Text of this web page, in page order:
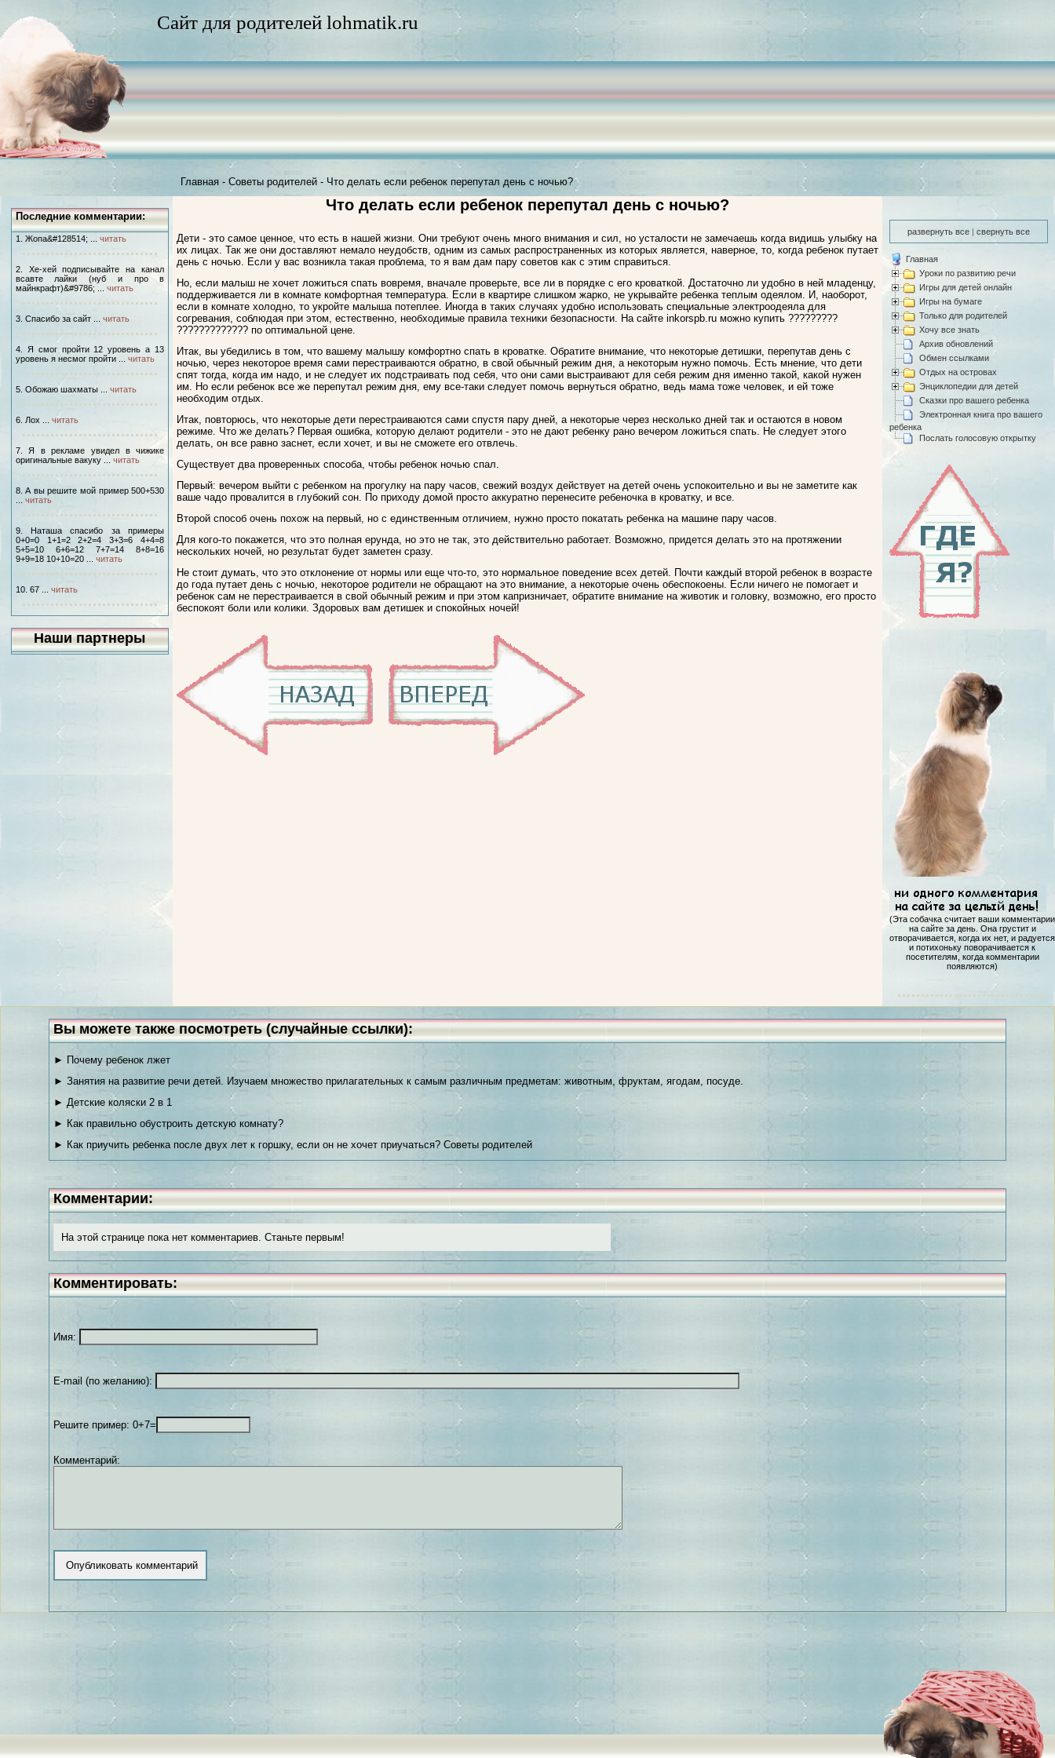
Сайт для родителей lohmatik.ru
Главная - Советы родителей - Что делать если ребенок перепутал день с ночью?
Последние комментарии:
1. Жопа&#128514; ... читать
2. Хе-хей подписывайте на канал
всавте лайки (нуб и про в
майнкрафт)&#9786; ... читать
3. Спасибо за сайт ... читать
4. Я смог пройти 12 уровень а 13
уровень я несмог пройти ... читать
5. Обожаю шахматы ... читать
6. Лох ... читать
7. Я в рекламе увидел в чижике
оригинальные вакуку ... читать
8. А вы решите мой пример 500+530
читать
9. Наташа спасибо за примеры
0+0=0 1+1=2 2+2=4 3+3=6 4+4=8
5+5=10 6+6=12 7+7=14 8+8=16
9+9=18 10+10=20 ... читать
10. 67 ... читать
Наши партнеры
Что делать если ребенок перепутал день с ночью?
Дети - это самое ценное, что есть в нашей жизни. Они требуют очень много внимания и сил, но усталости не замечаешь когда видишь улыбку на
их лицах. Так же они доставляют немало неудобств, одним из самых распространенных из которых является, наверное, то, когда ребенок путает
день с ночью. Если у вас возникла такая проблема, то я вам дам пару советов как с этим справиться.
Но, если малыш не хочет ложиться спать вовремя, вначале проверьте, все ли в порядке с его кроваткой. Достаточно ли удобно в ней младенцу,
поддерживается ли в комнате комфортная температура. Если в квартире слишком жарко, не укрывайте ребенка теплым одеялом. И, наоборот,
если в комнате холодно, то укройте малыша потеплее. Иногда в таких случаях удобно использовать специальные электроодеяла для
согревания, соблюдая при этом, естественно, необходимые правила техники безопасности. На сайте inkorspb.ru можно купить ?????????
????????????? по оптимальной цене.
Итак, вы убедились в том, что вашему малышу комфортно спать в кроватке. Обратите внимание, что некоторые детишки, перепутав день с
ночью, через некоторое время сами перестраиваются обратно, в свой обычный режим дня, а некоторым нужно помочь. Есть мнение, что дети
спят тогда, когда им надо, и не следует их подстраивать под себя, что они сами выстраивают для себя режим дня именно такой, какой нужен
им. Но если ребенок все же перепутал режим дня, ему все-таки следует помочь вернуться обратно, ведь мама тоже человек, и ей тоже
необходим отдых.
Итак, повторюсь, что некоторые дети перестраиваются сами спустя пару дней, а некоторые через несколько дней так и остаются в новом
режиме. Что же делать? Первая ошибка, которую делают родители - это не дают ребенку рано вечером ложиться спать. Не следует этого
делать, он все равно заснет, если хочет, и вы не сможете его отвлечь.
Существует два проверенных способа, чтобы ребенок ночью спал.
Первый: вечером выйти с ребенком на прогулку на пару часов, свежий воздух действует на детей очень успокоительно и вы не заметите как
ваше чадо провалится в глубокий сон. По приходу домой просто аккуратно перенесите ребеночка в кроватку, и все.
Второй способ очень похож на первый, но с единственным отличием, нужно просто покатать ребенка на машине пару часов.
Для кого-то покажется, что это полная ерунда, но это не так, это действительно работает. Возможно, придется делать это на протяжении
нескольких ночей, но результат будет заметен сразу.
Не стоит думать, что это отклонение от нормы или еще что-то, это нормальное поведение всех детей. Почти каждый второй ребенок в возрасте
до года путает день с ночью, некоторое родители не обращают на это внимание, а некоторые очень обеспокоены. Если ничего не помогает и
ребенок сам не перестраивается в свой обычный режим и при этом капризничает, обратите внимание на животик и головку, возможно, его просто
беспокоят боли или колики. Здоровых вам детишек и спокойных ночей!
развернуть все | свернуть все
Главная
Уроки по развитию речи
Игры для детей онлайн
Игры на бумаге
Только для родителей
Хочу все знать
Архив обновлений
Обмен ссылками
Отдых на островах
Энциклопедии для детей
Сказки про вашего ребенка
Электронная книга про вашего
ребенка
Послать голосовую открытку
(Эта собачка считает ваши комментарии
на сайте за день. Она грустит и
отворачивается, когда их нет, и радуется
и потихоньку поворачивается к
посетителям, когда комментарии
появляются)
Вы можете также посмотреть (случайные ссылки):
► Почему ребенок лжет
► Занятия на развитие речи детей. Изучаем множество прилагательных к самым различным предметам: животным, фруктам, ягодам, посуде.
► Детские коляски 2 в 1
► Как правильно обустроить детскую комнату?
► Как приучить ребенка после двух лет к горшку, если он не хочет приучаться? Советы родителей
Комментарии:
На этой странице пока нет комментариев. Станьте первым!
Комментировать:
Имя:
E-mail (по желанию):
Решите пример: 0+7=
Комментарий: